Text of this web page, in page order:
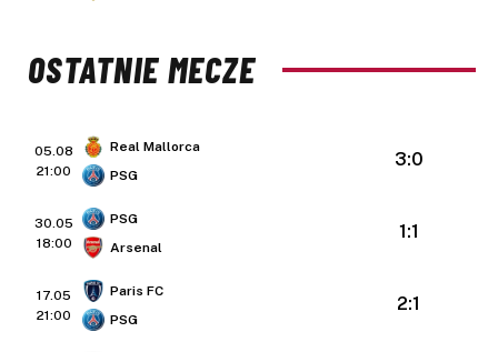
OSTATNIE MECZE
05.08
21:00
Real Mallorca
PSG
3:0
30.05
18:00
PSG
Arsenal
1:1
17.05
21:00
Paris FC
PSG
2:1